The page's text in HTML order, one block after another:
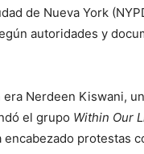
de Nueva York
autoridades y
Nerdeen Kiswani,
el grupo Within Our
protestas